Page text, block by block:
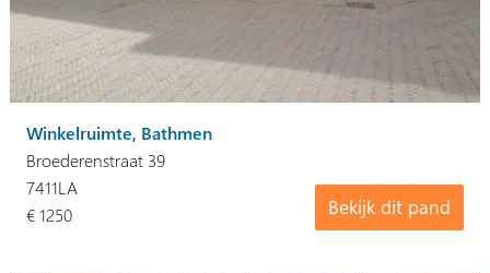
Winkelruimte, Bathmen
Broederenstraat 39
Bekijk dit pand
7411LA
€ 1250